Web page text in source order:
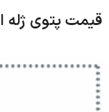
قیمت پتوی ژله